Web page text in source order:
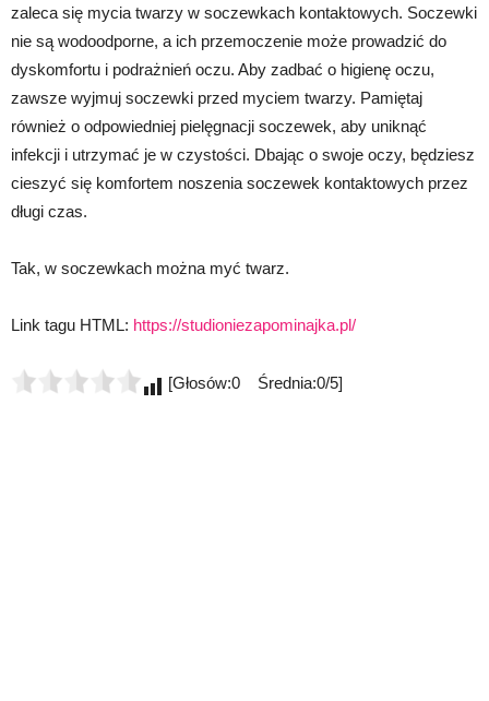
zaleca się mycia twarzy w soczewkach kontaktowych. Soczewki
nie są wodoodporne, a ich przemoczenie może prowadzić do
dyskomfortu i podrażnień oczu. Aby zadbać o higienę oczu,
zawsze wyjmuj soczewki przed myciem twarzy. Pamiętaj
również o odpowiedniej pielęgnacji soczewek, aby uniknąć
infekcji i utrzymać je w czystości. Dbając o swoje oczy, będziesz
cieszyć się komfortem noszenia soczewek kontaktowych przez
długi czas.
Tak, w soczewkach można myć twarz.
Link tagu HTML: https://studioniezapominajka.pl/
[Głosów:0 Średnia:0/5]